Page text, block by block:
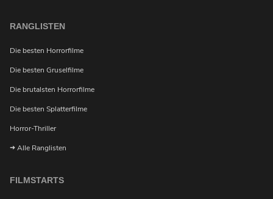
RANGLISTEN
Die besten Horrorfilme
Die besten Gruselfilme
Die brutalsten Horrorfilme
Die besten Splatterfilme
Horror-Thriller
Alle Ranglisten
FILMSTARTS
Möchtest du bei Neuigkeiten über Horrorfilme von